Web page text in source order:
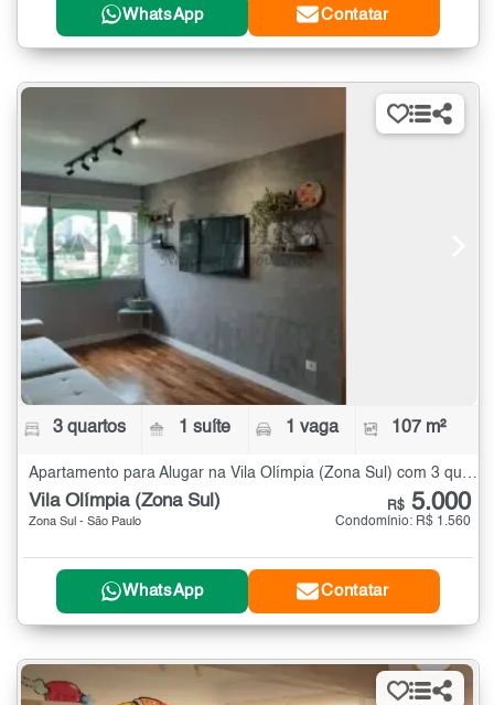
WhatsApp Contatar
3 quartos 1 suíte 1 vaga 107 m²
Apartamento para Alugar na Vila Olímpia (Zona Sul) com 3 quartos - 107 m²
Vila Olímpia (Zona Sul)
Zona Sul - São Paulo
R$ 5.000
Condomínio: R$ 1.560
WhatsApp Contatar